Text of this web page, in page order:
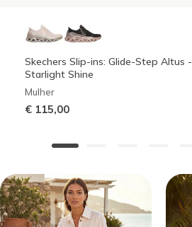
Skechers Slip-ins: Glide-Step Altus -
Starlight Shine
Mulher
€ 115,00